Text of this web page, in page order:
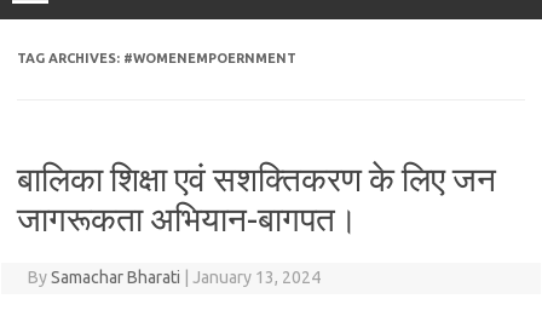
TAG ARCHIVES: #WOMENEMPOERNMENT
बालिका शिक्षा एवं सशक्तिकरण के लिए जन
जागरूकता अभियान-बागपत।
BySamachar Bharati January 13, 2024